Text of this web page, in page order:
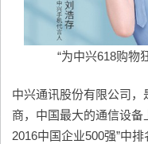
“为中兴618购物
中兴通讯股份有限公司
商，中国最大的通信设备
2016中国企业500强”中